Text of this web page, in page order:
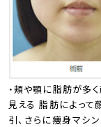
・頬や顎に脂肪が多
見える 脂肪によって
引、さらに痩身マシ